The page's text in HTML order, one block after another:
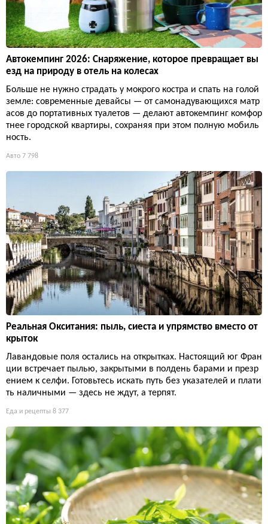
Автокемпинг 2026: Снаряжение, которое превращает вы
езд на природу в отель на колесах
Больше не нужно страдать у мокрого костра и спать на голой
земле: современные девайсы — от самонадувающихся матр
асов до портативных туалетов — делают автокемпинг комфор
тнее городской квартиры, сохраняя при этом полную мобиль
ность.
Авто 7 798
Реальная Окситания: пыль, сиеста и упрямство вместо от
крыток
Лавандовые поля остались на открытках. Настоящий юг Фран
ции встречает пылью, закрытыми в полдень барами и презр
ением к селфи. Готовьтесь искать путь без указателей и плати
ть наличными — здесь не ждут, а терпят.
Еда и рецепты 8 377